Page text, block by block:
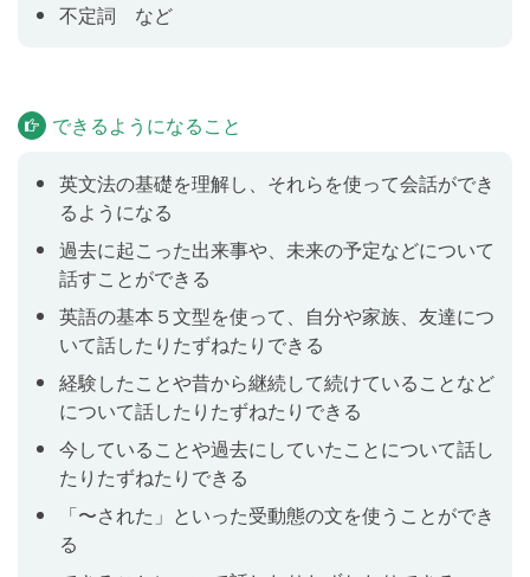
現在形の文を学習します。「彼はイタリア人です」
Lesson 9 過去形
過去形の文を学習します。「去年の夏はとても忙しか
ったです」「彼らは先月タイに行きました」のよう
に、過去の状態（〜だった）や過去の動作・習慣（〜
した）について伝えたり、たずねることができるよう
になります。
Lesson 10 未来を表す表現
未来を表す文を学習します。「今晩彼らは東京駅で会
う予定です」「明後日は雨が降るかもしれません」
「私は明日京都に行きます」のように、未来に起こる
可能性のあることやその場で決めたことなどについて
伝えたり、たずねることができるようになります。
不定詞 など
できるようになること
英文法の基礎を理解し、それらを使って会話ができ
るようになる
過去に起こった出来事や、未来の予定などについて
話すことができる
英語の基本５文型を使って、自分や家族、友達につ
いて話したりたずねたりできる
経験したことや昔から継続して続けていることなど
について話したりたずねたりできる
今していることや過去にしていたことについて話し
たりたずねたりできる
「〜された」といった受動態の文を使うことができ
る